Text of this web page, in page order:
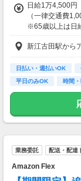
社会保険 ：3万
-----------------------
支出合計 ：5万
短期でお金を貯
日給1万4,500円
（一律交通費
※65歳以上は日
※70歳以上は日
---
■交通誘導2級以
日給1万4,500円
※65歳以上は日
※70歳以上は日
★交通誘導2級（
■65歳～69歳迄
安全面・体力面
新江古田駅から
日払い・週払いOK
平日のみOK
時間
副業・ＷワークOK
業務委託 配送・配達
Amazon Flex